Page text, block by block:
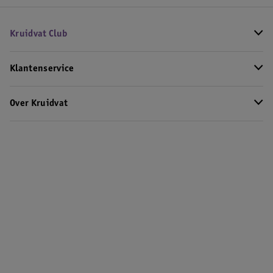
Kruidvat Club
Klantenservice
Over Kruidvat